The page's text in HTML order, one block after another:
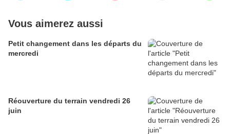
Vous aimerez aussi
Petit changement dans les départs du
mercredi
Réouverture du terrain vendredi 26
juin